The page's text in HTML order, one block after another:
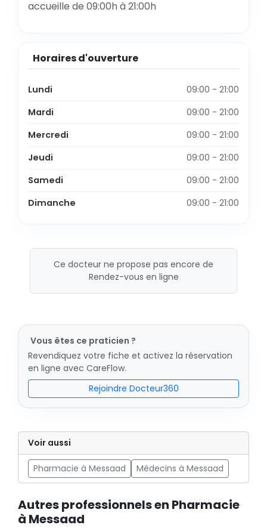
accueille de 09:00h à 21:00h
Horaires d'ouverture
Lundi
09:00 - 21:00
Mardi
09:00 - 21:00
Mercredi
09:00 - 21:00
Jeudi
09:00 - 21:00
Samedi
09:00 - 21:00
Dimanche
09:00 - 21:00
Ce docteur ne propose pas encore de
Rendez-vous en ligne
Vous êtes ce praticien ?
Revendiquez votre fiche et activez la réservation
en ligne avec CareFlow.
Rejoindre Docteur360
Voir aussi
Pharmacie à Messaad Médecins à Messaad
Autres professionnels en Pharmacie
à Messaad